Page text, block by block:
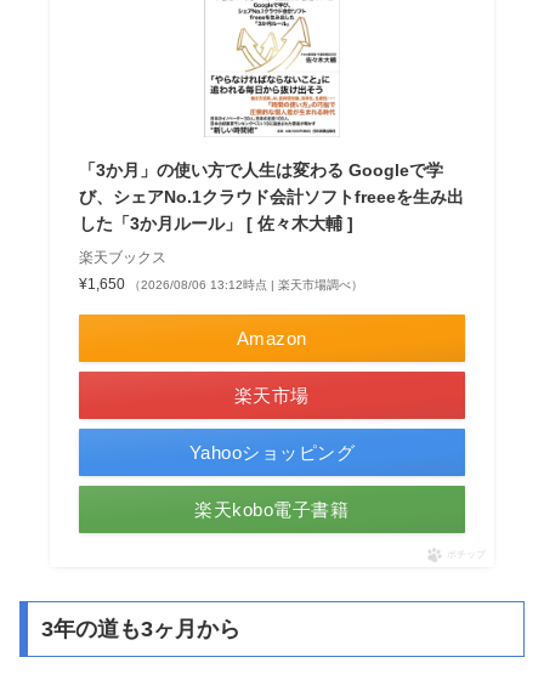
「3か月」の使い方で人生は変わる Googleで学
び、シェアNo.1クラウド会計ソフトfreeeを生み出
した「3か月ルール」 [ 佐々木大輔 ]
楽天ブックス
¥1,650
（2026/08/06 13:12時点 | 楽天市場調べ）
Amazon
楽天市場
Yahooショッピング
楽天kobo電子書籍
ポチップ
3年の道も3ヶ月から